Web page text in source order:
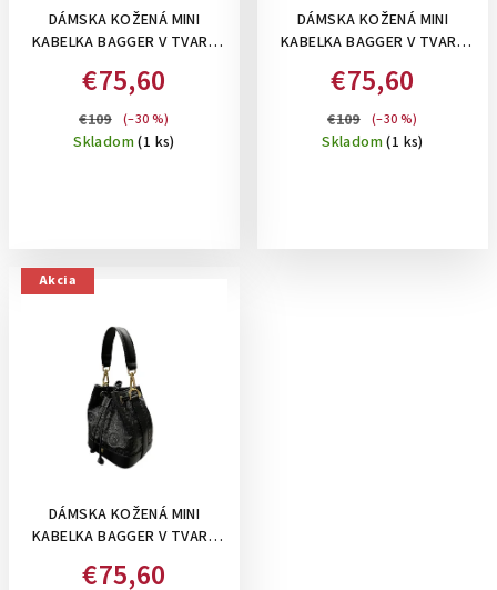
DÁMSKA KOŽENÁ MINI
KABELKA BAGGER V TVARE
RUKY/CROSSBODY - ZLATÁ
€75,60
€109 (–30 %)
Skladom(1 ks)
DÁMSKA KOŽENÁ MINI
KABELKA BAGGER V TVARE
RUKY/CROSSBODY - BIELA
€75,60
€109 (–30 %)
Skladom(1 ks)
Akcia
DÁMSKA KOŽENÁ MINI
KABELKA BAGGER V TVARE
RUKY/CROSSBODY - ČIERNA
€75,60